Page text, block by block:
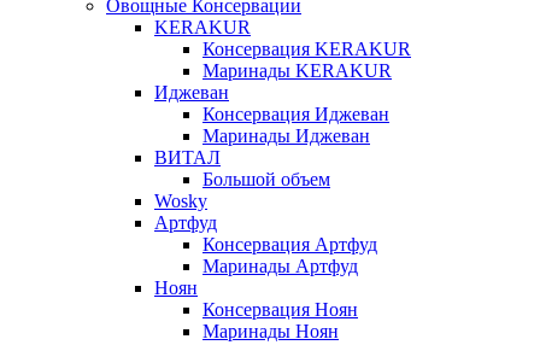
Овощные Консервации
KERAKUR
Консервация KERAKUR
Маринады KERAKUR
Иджеван
Консервация Иджеван
Маринады Иджеван
ВИТАЛ
Большой объем
Wosky
Артфуд
Консервация Артфуд
Маринады Артфуд
Ноян
Консервация Ноян
Маринады Ноян